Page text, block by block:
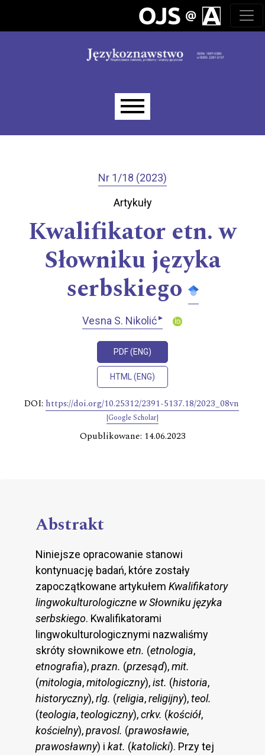
Nr 1/18 (2023)
Artykuły
Kwalifikator etn. w
Słowniku języka
serbskiego
Vesna S. Nikolić▸
PDF (ENG)
HTML (ENG)
DOI: https://doi.org/10.25312/2391-5137.18/2023_08vn
[Google Scholar]
Opublikowane: 14.06.2023
Abstrakt
Niniejsze opracowanie stanowi
kontynuację badań, które zostały
zapoczątkowane artykułem Kwalifikatory
lingwokulturologiczne w Słowniku języka
serbskiego. Kwalifikatorami
lingwokulturologicznymi nazwaliśmy
skróty słownikowe etn. (etnologia,
etnografia),prazn. (przesąd),mit.
(mitologia,mitologiczny),ist. (historia,
historyczny),rlg. (religia,religijny),teol.
(teologia,teologiczny),crkv. (kościół,
kościelny),pravosl. (prawosławie,
prawosławny) i kat. (katolicki). Przy tej